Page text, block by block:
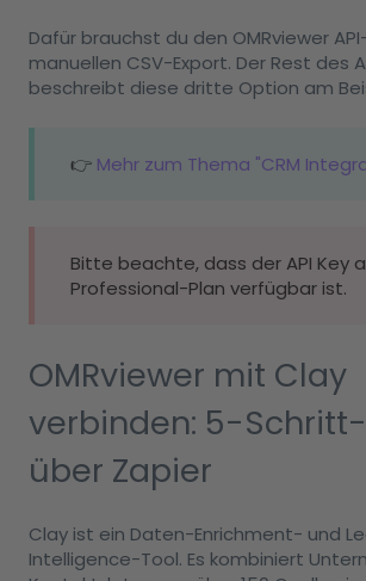
Dafür brauchst du den OMRviewer
manuellen CSV-Export. Der Rest des
beschreibt diese dritte Option am
👉 Mehr zum Thema "CRM
Bitte beachte, dass der API Key
Professional-Plan verfügbar ist.
OMRviewer mit Clay
verbinden: 5-
über Zapier
Clay ist ein Daten-Enrichment- und
Intelligence-Tool. Es kombiniert